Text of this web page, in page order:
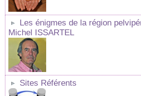
Les énigmes de la région
Michel ISSARTEL
Sites Référents